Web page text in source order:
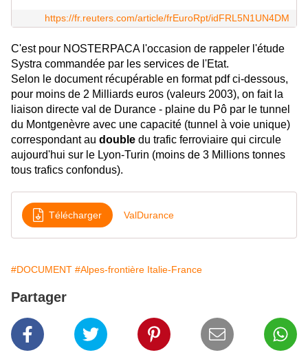
https://fr.reuters.com/article/frEuroRpt/idFRL5N1UN4DM
C'est pour NOSTERPACA l'occasion de rappeler l'étude
Systra commandée par les services de l'Etat.
Selon le document récupérable en format pdf ci-dessous,
pour moins de 2 Milliards euros (valeurs 2003), on fait la
liaison directe val de Durance - plaine du Pô par le tunnel
du Montgenèvre avec une capacité (tunnel à voie unique)
correspondant au double du trafic ferroviaire qui circule
aujourd'hui sur le Lyon-Turin (moins de 3 Millions tonnes
tous trafics confondus).
Télécharger ValDurance
#DOCUMENT #Alpes-frontière Italie-France
Partager